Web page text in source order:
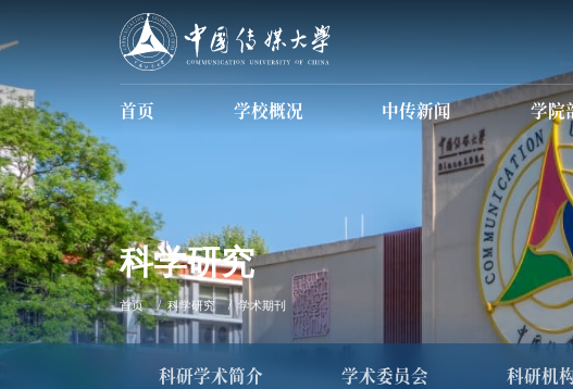
首页 学校概况
现任领导
数据中传
中传新闻 学院
党群
教学
科学研究
首页 科学研究 学术期刊
科研学术简介 学术委员会 科研机